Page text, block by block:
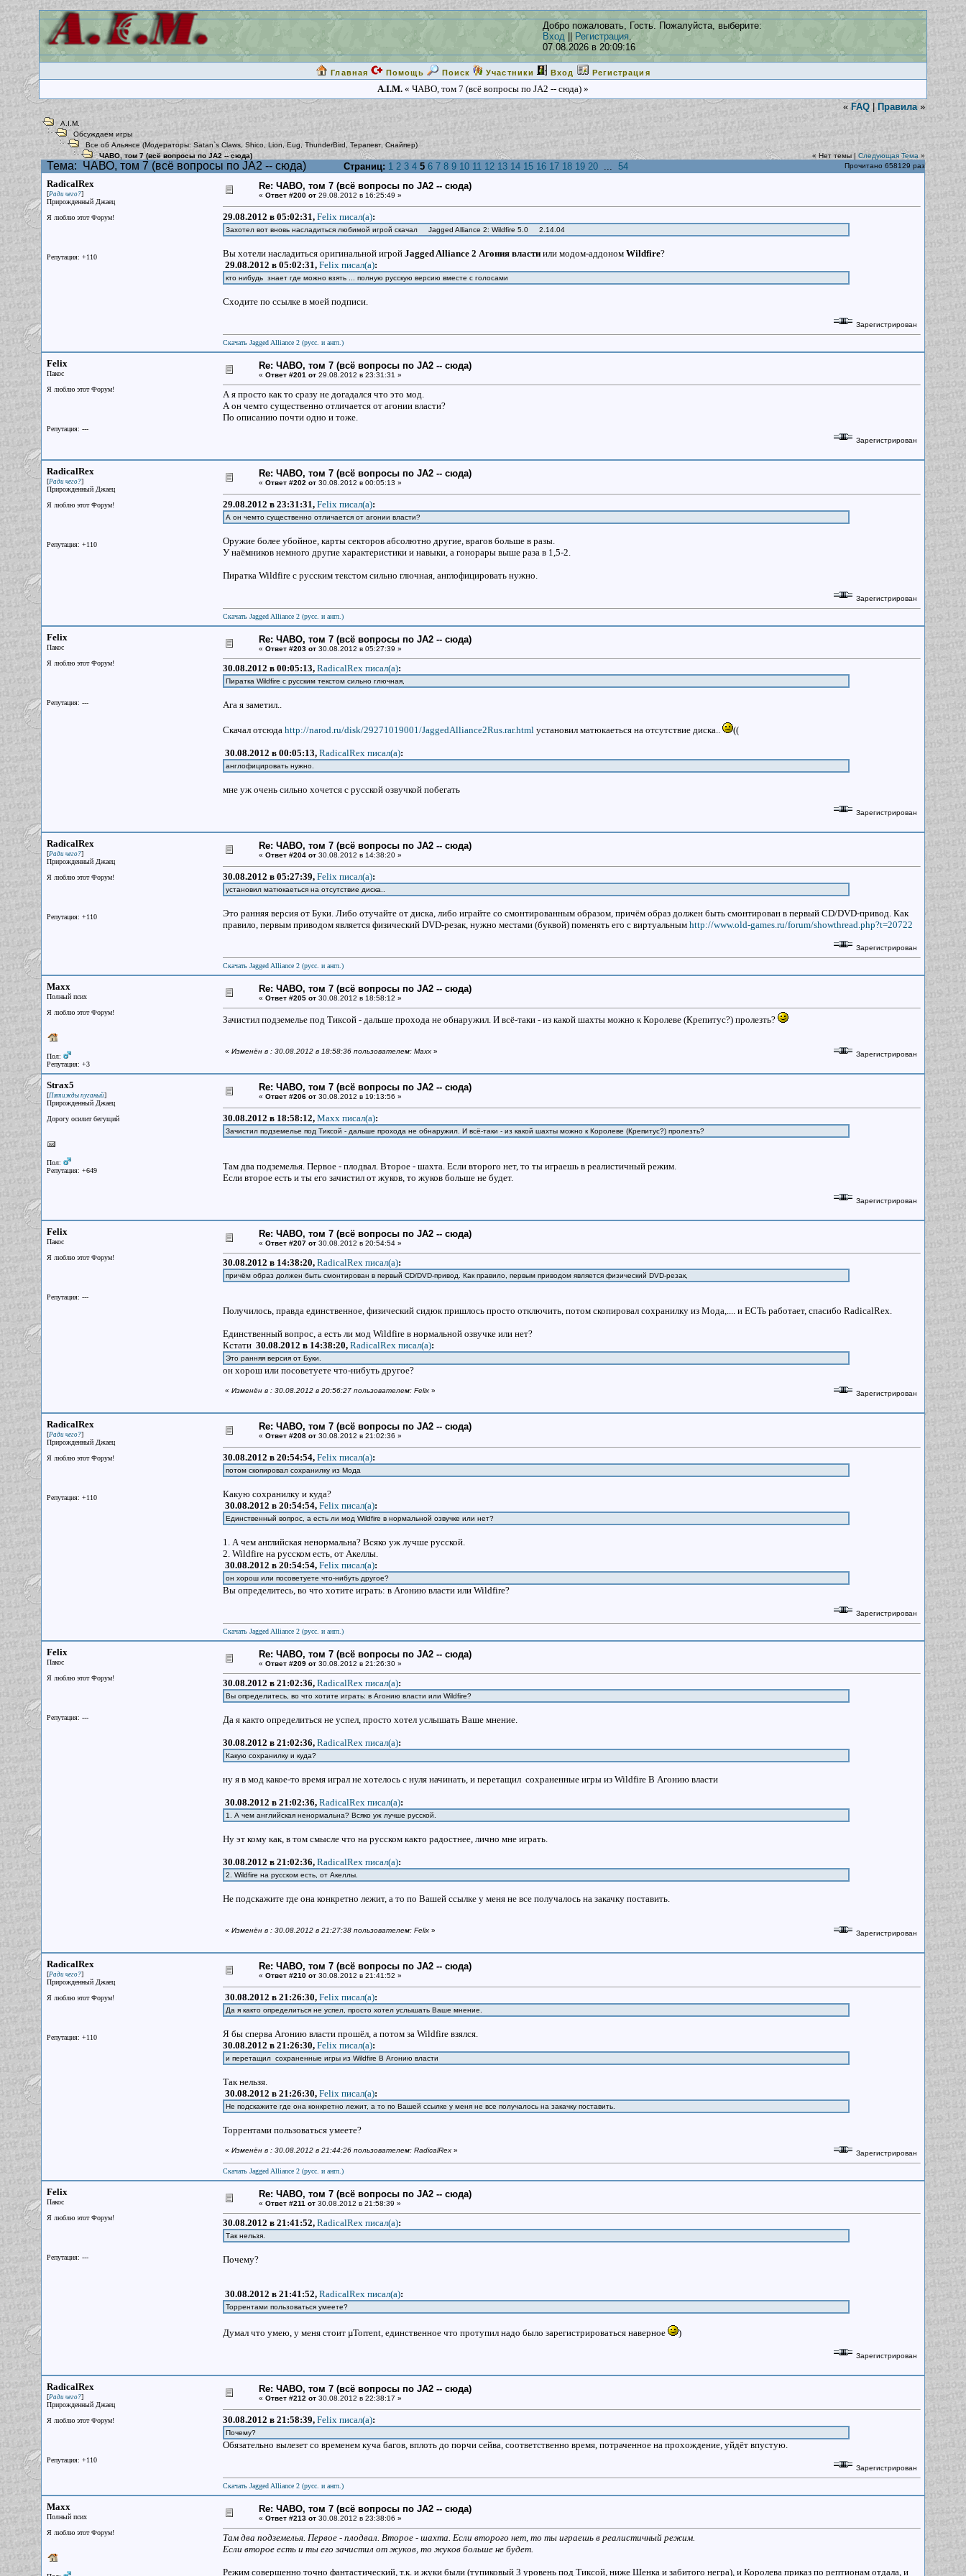
Добро пожаловать, Гость. Пожалуйста, выберите:
Вход
Регистрация.
07.08.2026 в 20:09:16
Главная Помощь Поиск Участники Вход Регистрация
A.I.M. « ЧАВО, том 7 (всё вопросы по JA2 -- сюда) »
« FAQ | Правила »
A.I.M.
Обсуждаем игры
Все об Альянсе (Модераторы: Satan`s Claws Shico ,Lion ,Eug ThunderBird Терапевт, Снайпер)
ЧАВО, том 7 (всё вопросы по JA2 -- сюда)
« Нет темы | Следующая Тема »
Тема: ЧАВО, том 7 (всё вопросы по JA2 -- сюда) Страниц: 1 2 3 4 5 6 7 8 9 10 11 12 13 14 15 16 17 18 19 20 ... 54 Прочитано 658129 раз
RadicalRex
[Ради чего?]
Прирожденный Джаец
Я люблю этот Форум!
Репутация: +110
Re: ЧАВО, том 7 (всё вопросы по JA2 -- сюда)
« Ответ #200 от 29.08.2012 в 16:25:49 »
29.08.2012 в 05:02:31, Felix писал(a):
Захотел вот вновь насладиться любимой игрой скачал Jagged Alliance 2: Wildfire 5.0 2.14.04
Вы хотели насладиться оригинальной игрой Jagged Alliance 2 Агония власти или модом-аддоном Wildfire?
29.08.2012 в 05:02:31, Felix писал(a):
кто нибудь знает где можно взять ... полную русскую версию вместе с голосами
Сходите по ссылке в моей подписи.
Зарегистрирован
Скачать Jagged Alliance 2 (русс. и англ.)
Felix
Пакос
Я люблю этот Форум!
Репутация: ---
Re: ЧАВО, том 7 (всё вопросы по JA2 -- сюда)
« Ответ #201 от 29.08.2012 в 23:31:31 »
А я просто как то сразу не догадался что это мод.
А он чемто существенно отличается от агонии власти?
По описанию почти одно и тоже.
Зарегистрирован
RadicalRex
[Ради чего?]
Прирожденный Джаец
Я люблю этот Форум!
Репутация: +110
Re: ЧАВО, том 7 (всё вопросы по JA2 -- сюда)
« Ответ #202 от 30.08.2012 в 00:05:13 »
29.08.2012 в 23:31:31, Felix писал(a):
А он чемто существенно отличается от агонии власти?
Оружие более убойное, карты секторов абсолютно другие, врагов больше в разы.
У наёмников немного другие характеристики и навыки, а гонорары выше раза в 1,5-2.
Пиратка Wildfire с русским текстом сильно глючная, англофицировать нужно.
Зарегистрирован
Скачать Jagged Alliance 2 (русс. и англ.)
Felix
Пакос
Я люблю этот Форум!
Репутация: ---
Re: ЧАВО, том 7 (всё вопросы по JA2 -- сюда)
« Ответ #203 от 30.08.2012 в 05:27:39 »
30.08.2012 в 00:05:13, RadicalRex писал(a):
Пиратка Wildfire с русским текстом сильно глючная,
Ага я заметил..
Скачал отсюда http://narod.ru/disk/29271019001/JaggedAlliance2Rus.rar.html установил матюкаеться на отсутствие диска.. ((
30.08.2012 в 00:05:13, RadicalRex писал(a):
англофицировать нужно.
мне уж очень сильно хочется с русской озвучкой побегать
Зарегистрирован
RadicalRex
[Ради чего?]
Прирожденный Джаец
Я люблю этот Форум!
Репутация: +110
Re: ЧАВО, том 7 (всё вопросы по JA2 -- сюда)
« Ответ #204 от 30.08.2012 в 14:38:20 »
30.08.2012 в 05:27:39, Felix писал(a):
установил матюкаеться на отсутствие диска..
Это ранняя версия от Буки. Либо отучайте от диска, либо играйте со смонтированным образом, причём образ должен быть смонтирован в первый CD/DVD-привод. Как
правило, первым приводом является физический DVD-резак, нужно местами (буквой) поменять его с виртуальным http://www.old-games.ru/forum/showthread.php?t=20722
Зарегистрирован
Скачать Jagged Alliance 2 (русс. и англ.)
Maxx
Полный псих
Я люблю этот Форум!
Пол:
Репутация: +3
Re: ЧАВО, том 7 (всё вопросы по JA2 -- сюда)
« Ответ #205 от 30.08.2012 в 18:58:12 »
Зачистил подземелье под Тиксой - дальше прохода не обнаружил. И всё-таки - из какой шахты можно к Королеве (Крепитус?) пролезть?
« Изменён в : 30.08.2012 в 18:58:36 пользователем: Maxx » Зарегистрирован
Strax5
[Пятижды пуганый]
Прирожденный Джаец
Дорогу осилит бегущий
Пол:
Репутация: +649
Re: ЧАВО, том 7 (всё вопросы по JA2 -- сюда)
« Ответ #206 от 30.08.2012 в 19:13:56 »
30.08.2012 в 18:58:12, Maxx писал(a):
Зачистил подземелье под Тиксой - дальше прохода не обнаружил. И всё-таки - из какой шахты можно к Королеве (Крепитус?) пролезть?
Там два подземелья. Первое - плодвал. Второе - шахта. Если второго нет, то ты играешь в реалистичный режим.
Если второе есть и ты его зачистил от жуков, то жуков больше не будет.
Зарегистрирован
Felix
Пакос
Я люблю этот Форум!
Репутация: ---
Re: ЧАВО, том 7 (всё вопросы по JA2 -- сюда)
« Ответ #207 от 30.08.2012 в 20:54:54 »
30.08.2012 в 14:38:20, RadicalRex писал(a):
причём образ должен быть смонтирован в первый CD/DVD-привод. Как правило, первым приводом является физический DVD-резак,
Получилось, правда единственное, физический сидюк пришлось просто отключить, потом скопировал сохранилку из Мода,.... и ЕСТь работает, спасибо RadicalRex.
Единственный вопрос, а есть ли мод Wildfire в нормальной озвучке или нет?
Кстати 30.08.2012 в 14:38:20, RadicalRex писал(a):
Это ранняя версия от Буки.
он хорош или посоветуете что-нибуть другое?
« Изменён в : 30.08.2012 в 20:56:27 пользователем: Felix » Зарегистрирован
RadicalRex
[Ради чего?]
Прирожденный Джаец
Я люблю этот Форум!
Репутация: +110
Re: ЧАВО, том 7 (всё вопросы по JA2 -- сюда)
« Ответ #208 от 30.08.2012 в 21:02:36 »
30.08.2012 в 20:54:54, Felix писал(a):
потом скопировал сохранилку из Мода
Какую сохранилку и куда?
30.08.2012 в 20:54:54, Felix писал(a):
Единственный вопрос, а есть ли мод Wildfire в нормальной озвучке или нет?
1. А чем английская ненормальна? Всяко уж лучше русской.
2. Wildfire на русском есть, от Акеллы.
30.08.2012 в 20:54:54, Felix писал(a):
он хорош или посоветуете что-нибуть другое?
Вы определитесь, во что хотите играть: в Агонию власти или Wildfire?
Зарегистрирован
Скачать Jagged Alliance 2 (русс. и англ.)
Felix
Пакос
Я люблю этот Форум!
Репутация: ---
Re: ЧАВО, том 7 (всё вопросы по JA2 -- сюда)
« Ответ #209 от 30.08.2012 в 21:26:30 »
30.08.2012 в 21:02:36, RadicalRex писал(a):
Вы определитесь, во что хотите играть: в Агонию власти или Wildfire?
Да я както определиться не успел, просто хотел услышать Ваше мнение.
30.08.2012 в 21:02:36, RadicalRex писал(a):
Какую сохранилку и куда?
ну я в мод какое-то время играл не хотелось с нуля начинать, и перетащил сохраненные игры из Wildfire В Агонию власти
30.08.2012 в 21:02:36, RadicalRex писал(a):
1. А чем английская ненормальна? Всяко уж лучше русской.
Ну эт кому как, в том смысле что на русском както радостнее, лично мне играть.
30.08.2012 в 21:02:36, RadicalRex писал(a):
2. Wildfire на русском есть, от Акеллы.
Не подскажите где она конкретно лежит, а то по Вашей ссылке у меня не все получалось на закачку поставить.
« Изменён в : 30.08.2012 в 21:27:38 пользователем: Felix » Зарегистрирован
RadicalRex
[Ради чего?]
Прирожденный Джаец
Я люблю этот Форум!
Репутация: +110
Re: ЧАВО, том 7 (всё вопросы по JA2 -- сюда)
« Ответ #210 от 30.08.2012 в 21:41:52 »
30.08.2012 в 21:26:30, Felix писал(a):
Да я както определиться не успел, просто хотел услышать Ваше мнение.
Я бы сперва Агонию власти прошёл, а потом за Wildfire взялся.
30.08.2012 в 21:26:30, Felix писал(a):
и перетащил сохраненные игры из Wildfire В Агонию власти
Так нельзя.
30.08.2012 в 21:26:30, Felix писал(a):
Не подскажите где она конкретно лежит, а то по Вашей ссылке у меня не все получалось на закачку поставить.
Торрентами пользоваться умеете?
« Изменён в : 30.08.2012 в 21:44:26 пользователем: RadicalRex » Зарегистрирован
Скачать Jagged Alliance 2 (русс. и англ.)
Felix
Пакос
Я люблю этот Форум!
Репутация: ---
Re: ЧАВО, том 7 (всё вопросы по JA2 -- сюда)
« Ответ #211 от 30.08.2012 в 21:58:39 »
30.08.2012 в 21:41:52, RadicalRex писал(a):
Так нельзя.
Почему?
30.08.2012 в 21:41:52, RadicalRex писал(a):
Торрентами пользоваться умеете?
Думал что умею, у меня стоит µTorrent, единственное что протупил надо было зарегистрироваться наверное )
Зарегистрирован
RadicalRex
[Ради чего?]
Прирожденный Джаец
Я люблю этот Форум!
Репутация: +110
Re: ЧАВО, том 7 (всё вопросы по JA2 -- сюда)
« Ответ #212 от 30.08.2012 в 22:38:17 »
30.08.2012 в 21:58:39, Felix писал(a):
Почему?
Обязательно вылезет со временем куча багов, вплоть до порчи сейва, соответственно время, потраченное на прохождение, уйдёт впустую.
Зарегистрирован
Скачать Jagged Alliance 2 (русс. и англ.)
Maxx
Полный псих
Я люблю этот Форум!
Re: ЧАВО, том 7 (всё вопросы по JA2 -- сюда)
« Ответ #213 от 30.08.2012 в 23:38:06 »
Там два подземелья. Первое - плодвал. Второе - шахта. Если второго нет, то ты играешь в реалистичный режим.
Если второе есть и ты его зачистил от жуков, то жуков больше не будет.
Режим совершенно точно фантастический, т.к. и жуки были (тупиковый 3 уровень под Тиксой, ниже Шенка и забитого негра), и Королева приказ по рептионам отдала, и